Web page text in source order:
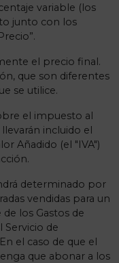
variable (los
junto con los
el precio final.
que son diferentes
se utilice.
el impuesto al
incluido el
Añadido (el "IVA")
determinado por
vendidas para un
los Gastos de
Servicio de
el caso de que el
que abonar a los